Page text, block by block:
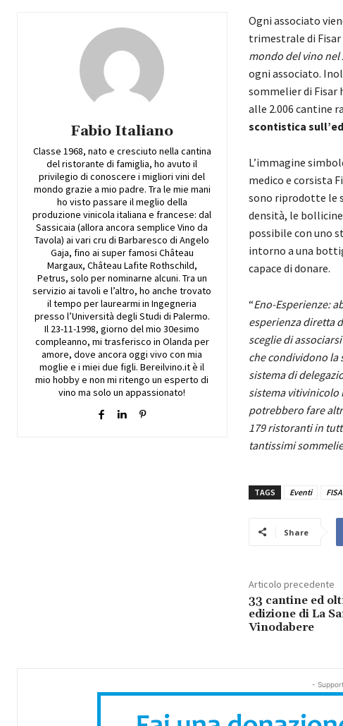
Fabio Italiano
Classe 1968, nato e cresciuto nella cantina
del ristorante di famiglia, ho avuto il
privilegio di conoscere i migliori vini del
mondo grazie a mio padre. Tra le mie mani
ho visto passare il meglio della
produzione vinicola italiana e francese: dal
Sassicaia (allora ancora semplice Vino da
Tavola) ai vari cru di Barbaresco di Angelo
Gaja, fino ai super famosi Château
Margaux, Château Lafite Rothschild,
Petrus, solo per nominarne alcuni. Tra un
servizio ai tavoli e l’altro, ho anche trovato
il tempo per laurearmi in Ingegneria
presso l’Università degli Studi di Palermo.
Il 23-11-1998, giorno del mio 30esimo
compleanno, mi trasferisco in Olanda per
amore, dove ancora oggi vivo con mia
moglie e i miei due figli. Bereilvino.it è il
mio hobby e non mi ritengo un esperto di
vino ma solo un appassionato!
Ogni associato
trimestrale di
mondo del vino nel
ogni associato.
sommelier di
alle 2.006 cantine
scontistica
L’immagine
medico e corsista
sono riprodotte le
densità, le
possibile con uno
intorno a una
capace di donare.
“Eno-Esperienze:
esperienza diretta
sceglie di
che condividono la
sistema di
sistema vitivinicolo
potrebbero fare
179 ristoranti in
tantissimi
TAGS Eventi
Share
Articolo precedente
33 cantine ed
edizione di La
Vinodabere
-